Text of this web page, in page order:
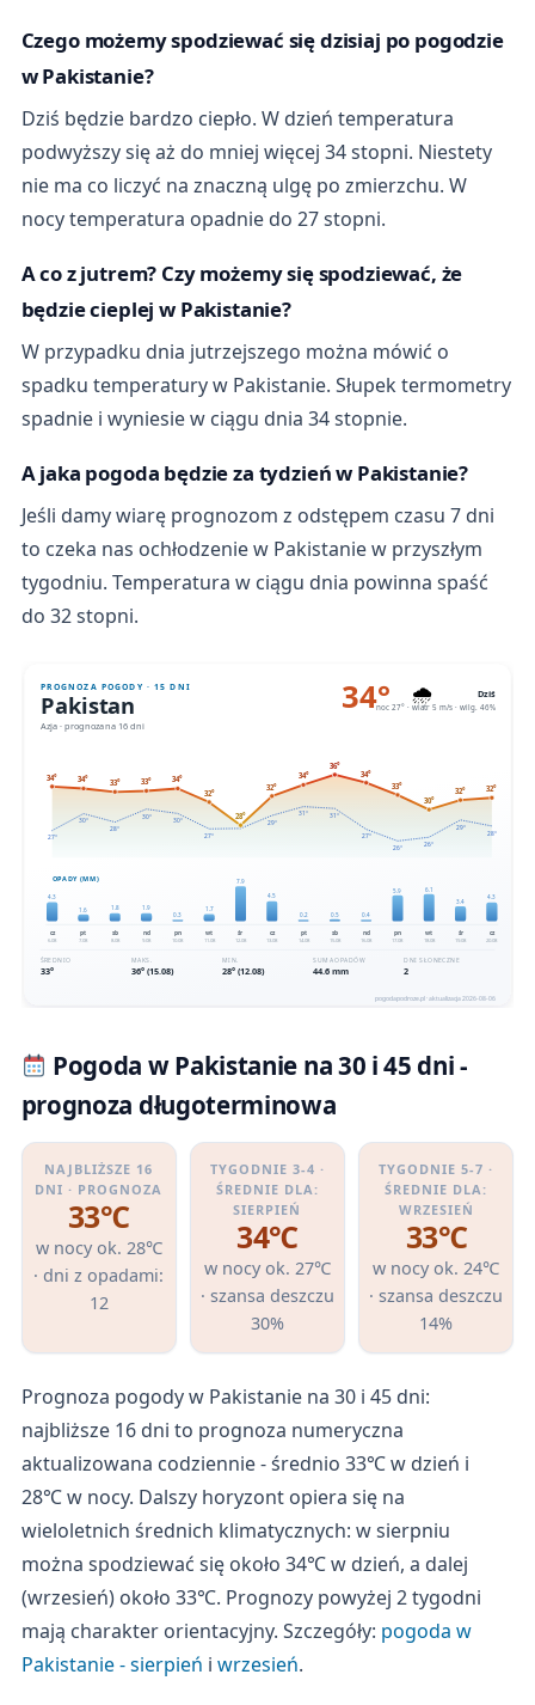
Czego możemy spodziewać się dzisiaj po pogodzie
w Pakistanie?
Dziś będzie bardzo ciepło. W dzień temperatura
podwyższy się aż do mniej więcej 34 stopni. Niestety
nie ma co liczyć na znaczną ulgę po zmierzchu. W
nocy temperatura opadnie do 27 stopni.
A co z jutrem? Czy możemy się spodziewać, że
będzie cieplej w Pakistanie?
W przypadku dnia jutrzejszego można mówić o
spadku temperatury w Pakistanie. Słupek termometry
spadnie i wyniesie w ciągu dnia 34 stopnie.
A jaka pogoda będzie za tydzień w Pakistanie?
Jeśli damy wiarę prognozom z odstępem czasu 7 dni
to czeka nas ochłodzenie w Pakistanie w przyszłym
tygodniu. Temperatura w ciągu dnia powinna spaść
do 32 stopni.
Pogoda w Pakistanie na 30 i 45 dni -
prognoza długoterminowa
NAJBLIŻSZE 16
DNI · PROGNOZA
33℃
w nocy ok. 28℃
· dni z opadami:
12
TYGODNIE 3-4 ·
ŚREDNIE DLA:
SIERPIEŃ
34℃
w nocy ok. 27℃
· szansa deszczu
30%
TYGODNIE 5-7 ·
ŚREDNIE DLA:
WRZESIEŃ
33℃
w nocy ok. 24℃
· szansa deszczu
14%
Prognoza pogody w Pakistanie na 30 i 45 dni:
najbliższe 16 dni to prognoza numeryczna
aktualizowana codziennie - średnio 33℃ w dzień i
28℃ w nocy. Dalszy horyzont opiera się na
wieloletnich średnich klimatycznych: w sierpniu
można spodziewać się około 34℃ w dzień, a dalej
(wrzesień) około 33℃. Prognozy powyżej 2 tygodni
mają charakter orientacyjny. Szczegóły: pogoda w
Pakistanie - sierpień i wrzesień.